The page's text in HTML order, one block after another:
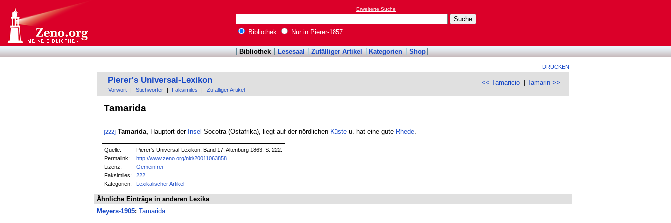
Erweiterte Suche
Bibliothek Nur in Pierer-1857
Bibliothek Lesesaal Zufälliger Artikel Kategorien Shop
DRUCKEN
<< Tamaricio |Tamarin >>
Pierer's Universal-Lexikon
Vorwort Stichwörter Faksimiles Zufälliger Artikel
Tamarida
[222] Tamarida, Hauptort der Insel Socotra (Ostafrika), liegt auf der nördlichen Küsteu. hat eine gute Rhede.
Quelle:
Pierer's Universal-Lexikon, Band 17. Altenburg 1863, S. 222.
Permalink:
http://www.zeno.org/nid/20011063858
Lizenz:
Gemeinfrei
Faksimiles:
222
Kategorien:
Lexikalischer Artikel
Ähnliche Einträge in anderen Lexika
Meyers-1905: Tamarida